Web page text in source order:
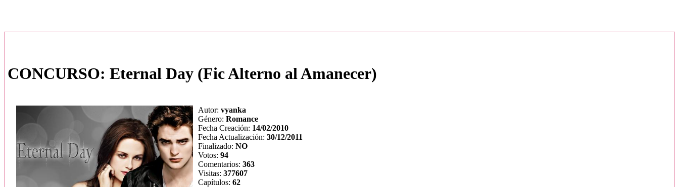
CONCURSO: Eternal Day (Fic Alterno al Amanecer)
Autor: vyanka
Género: Romance
Fecha Creación: 14/02/2010
Fecha Actualización: 30/12/2011
Finalizado: NO
Votos: 94
Comentarios: 363
Visitas: 377607
Capítulos: 62